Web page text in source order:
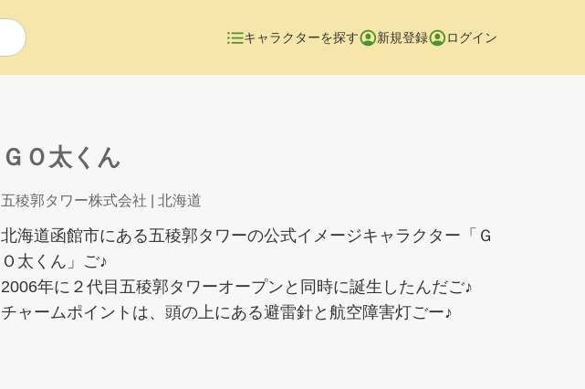
キャラクターを探す 新規登録 ログイン
ＧＯ太くん
五稜郭タワー株式会社 | 北海道
北海道函館市にある五稜郭タワーの公式イメージキャラクター「Ｇ
Ｏ太くん」ご♪
2006年に２代目五稜郭タワーオープンと同時に誕生したんだご♪
チャームポイントは、頭の上にある避雷針と航空障害灯ごー♪